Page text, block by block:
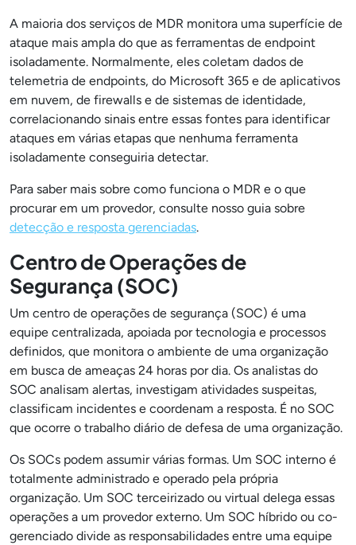
A maioria dos serviços de MDR monitora uma superfície de
ataque mais ampla do que as ferramentas de endpoint
isoladamente. Normalmente, eles coletam dados de
telemetria de endpoints, do Microsoft 365 e de aplicativos
em nuvem, de firewalls e de sistemas de identidade,
correlacionando sinais entre essas fontes para identificar
ataques em várias etapas que nenhuma ferramenta
isoladamente conseguiria detectar.
Para saber mais sobre como funciona o MDR e o que
procurar em um provedor, consulte nosso guia sobre
detecção e resposta gerenciadas.
Centro de Operações de
Segurança (SOC)
Um centro de operações de segurança (SOC) é uma
equipe centralizada, apoiada por tecnologia e processos
definidos, que monitora o ambiente de uma organização
em busca de ameaças 24 horas por dia. Os analistas do
SOC analisam alertas, investigam atividades suspeitas,
classificam incidentes e coordenam a resposta. É no SOC
que ocorre o trabalho diário de defesa de uma organização.
Os SOCs podem assumir várias formas. Um SOC interno é
totalmente administrado e operado pela própria
organização. Um SOC terceirizado ou virtual delega essas
operações a um provedor externo. Um SOC híbrido ou co-
gerenciado divide as responsabilidades entre uma equipe